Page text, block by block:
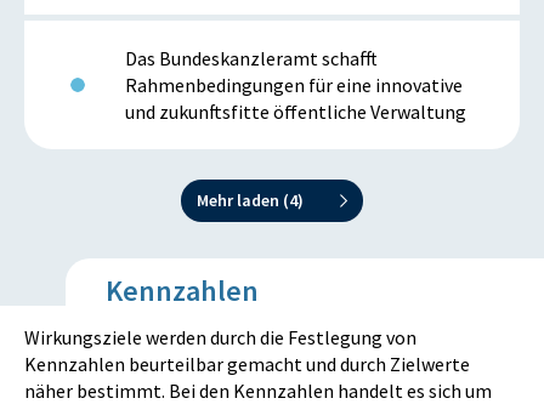
Das Bundeskanzleramt schafft
Rahmenbedingungen für eine innovative
und zukunftsfitte öffentliche Verwaltung
Mehr laden (4)
Kennzahlen
Wirkungsziele werden durch die Festlegung von
Kennzahlen beurteilbar gemacht und durch Zielwerte
näher bestimmt. Bei den Kennzahlen handelt es sich um